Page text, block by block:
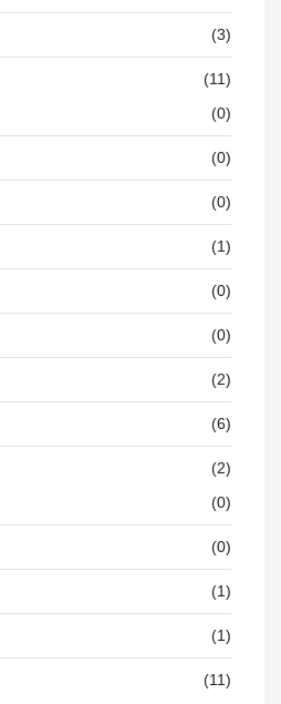
(3)
(11)
(0)
(0)
(0)
(1)
(0)
(0)
(2)
(6)
(2)
(0)
(0)
(1)
(1)
(11)